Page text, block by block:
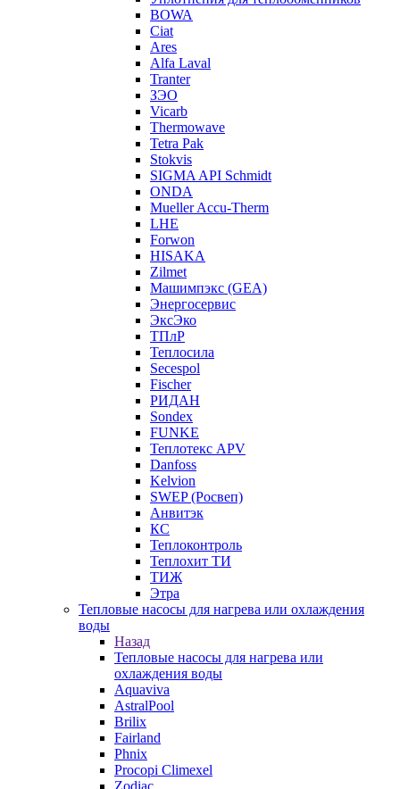
BOWA
Ciat
Ares
Alfa Laval
Tranter
ЗЭО
Vicarb
Thermowave
Tetra Pak
Stokvis
SIGMA API Schmidt
ONDA
Mueller Accu-Therm
LHE
Forwon
HISAKA
Zilmet
Машимпэкс (GEA)
Энергосервис
ЭксЭко
ТПлР
Теплосила
Secespol
Fischer
РИДАН
Sondex
FUNKE
Теплотекс APV
Danfoss
Kelvion
SWEP (Росвеп)
Анвитэк
КС
Теплоконтроль
Теплохит ТИ
ТИЖ
Этра
Тепловые насосы для нагрева или охлаждения
воды
Назад
Тепловые насосы для нагрева или
охлаждения воды
Aquaviva
AstralPool
Brilix
Fairland
Phnix
Procopi Climexel
Zodiac